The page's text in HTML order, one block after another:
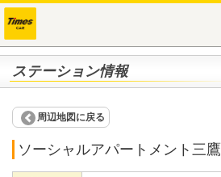
ステーション情報
周辺地図に戻る
ソーシャルアパートメント三鷹